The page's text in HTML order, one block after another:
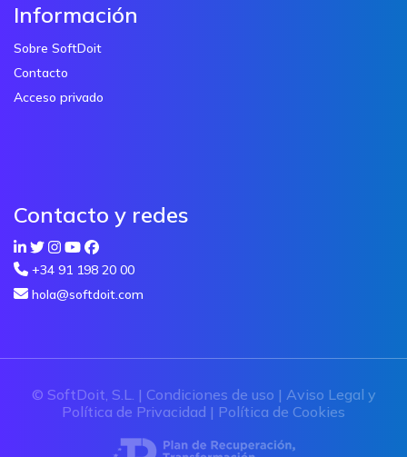
Información
Sobre SoftDoit
Contacto
Acceso privado
Contacto y redes
+34 91 198 20 00
hola@softdoit.com
© SoftDoit, S.L. | Condiciones de uso | Aviso Legal y
Política de Privacidad | Política de Cookies